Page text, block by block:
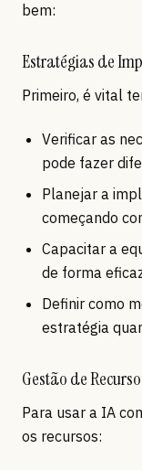
bem:
Estratégias de
Primeiro, é vital
Verificar as
pode fazer
Planejar a
começando
Capacitar a
de forma
Definir como
estratégia
Gestão de
Para usar a IA
os recursos: